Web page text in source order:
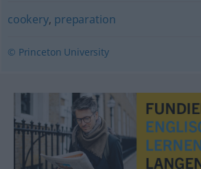
cookery, preparation
© Princeton University